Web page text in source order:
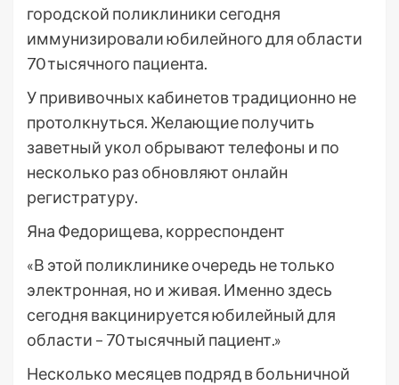
городской поликлиники сегодня
иммунизировали юбилейного для области
70 тысячного пациента.
У прививочных кабинетов традиционно не
протолкнуться. Желающие получить
заветный укол обрывают телефоны и по
несколько раз обновляют онлайн
регистратуру.
Яна Федорищева, корреспондент
«В этой поликлинике очередь не только
электронная, но и живая. Именно здесь
сегодня вакцинируется юбилейный для
области – 70 тысячный пациент.»
Несколько месяцев подряд в больничной